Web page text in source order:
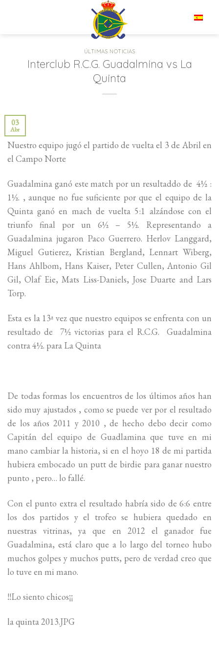
ÚLTIMAS NOTICIAS
Interclub R.C.G. Guadalmina vs La
Quinta
03
Abr
Nuestro equipo jugó el partido de vuelta el 3 de Abril en
el Campo Norte
Guadalmina ganó este match por un resultaddo de 4½ :
1½. , aunque no fue suficiente por que el equipo de la
Quinta ganó en mach de vuelta 5:1 alzándose con el
triunfo final por un 6½ – 5½. Representando a
Guadalmina jugaron Paco Guerrero. Herlov Langgard,
Miguel Gutierez, Kristian Bergland, Lennart Wiberg,
Hans Ahlbom, Hans Kaiser, Peter Cullen, Antonio Gil
Gil, Olaf Eie, Mats Liss-Daniels, Jose Duarte and Lars
Torp.
Esta es la 13ª vez que nuestro equipos se enfrenta con un
resultado de 7½ victorias para el R.C.G. Guadalmina
contra 4½. para La Quinta
De todas formas los encuentros de los últimos años han
sido muy ajustados , como se puede ver por el resultado
de los años 2011 y 2010 , de hecho debo decir como
Capitán del equipo de Guadlamina que tuve en mi
mano cambiar la historia, si en el hoyo 18 de mi partida
hubiera embocado un putt de birdie para ganar nuestro
punto , pero… lo fallé.
Con el punto extra el resultado habría sido de 6:6 entre
los dos partidos y el trofeo se hubiera quedado en
nuestras vitrinas, ya que en 2012 el ganador fue
Guadalmina, está claro que a lo largo del torneo hubo
muchos golpes y muchos putts, pero de verdad creo que
lo tuve en mi mano.
!!Lo siento chicos¡¡
la quinta 2013.JPG